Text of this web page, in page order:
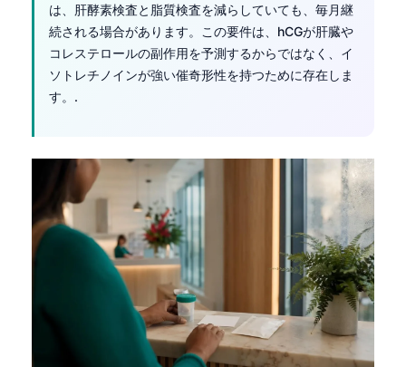
は、肝酵素検査と脂質検査を減らしていても、毎月継
続される場合があります。この要件は、hCGが肝臓や
コレステロールの副作用を予測するからではなく、イ
ソトレチノインが強い催奇形性を持つために存在しま
す。.